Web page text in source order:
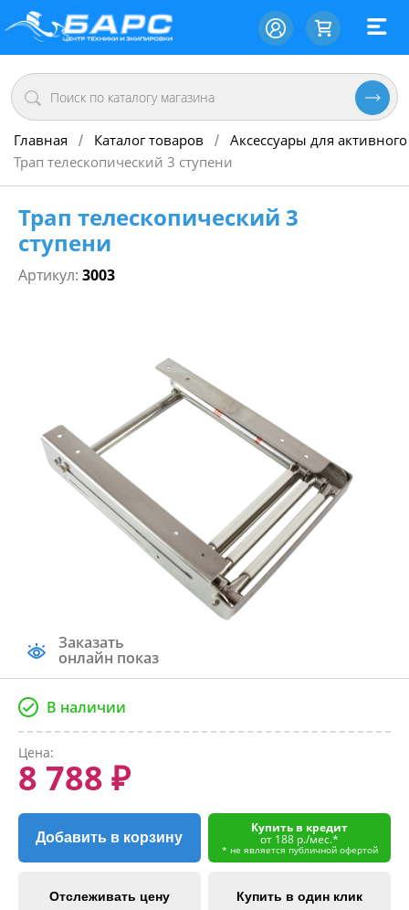
Главная / Каталог товаров / Аксессуары для
Трап телескопический 3 ступени
Трап телескопический 3
ступени
Артикул: 3003
Заказать
онлайн показ
В наличии
Цена:
8 788 ₽
Добавить в корзину
Купить в кредит
от 188 р./мес.*
* не является публичной офертой
Отслеживать цену Купить в один клик